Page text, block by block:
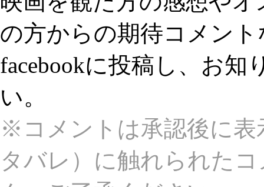
の方からの期待コメン
facebookに投稿し、お
い。
※コメントは承認後に表
タバレ）に触れられた